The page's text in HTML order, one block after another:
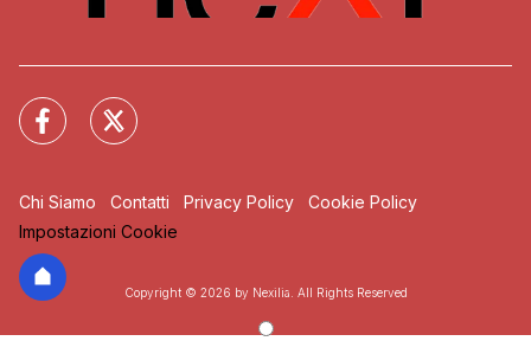
Chi Siamo Contatti Privacy Policy
Cookie Policy
Impostazioni Cookie
Copyright © 2026 by Nexilia. All Rights Reserved